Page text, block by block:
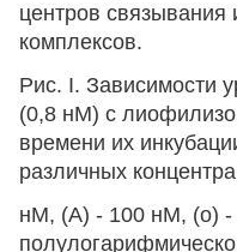
центров
комплексов.
Рис. I. Зависимости
(0,8 нМ) с
времени их
различных
нМ, (А) - 100 нМ, (о) -